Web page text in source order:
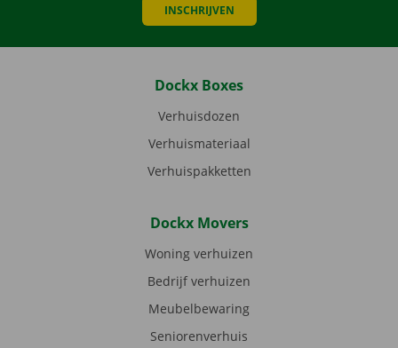
INSCHRIJVEN
Dockx Boxes
Verhuisdozen
Verhuismateriaal
Verhuispakketten
Dockx Movers
Woning verhuizen
Bedrijf verhuizen
Meubelbewaring
Seniorenverhuis